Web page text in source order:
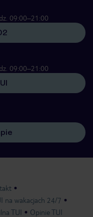
09:00–21:00
09:00–21:00
na wakacjach 24/7
TUI Opinie TUI